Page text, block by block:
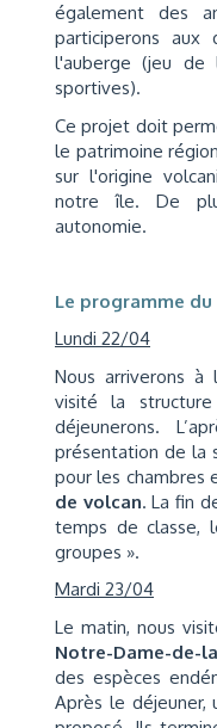
également des
participerons aux
l'auberge (jeu de
sportives).
Ce projet doit
le patrimoine
sur l'origine
notre île. De
autonomie.
Le programme
Lundi 22/04
Nous arriverons à
visité la
déjeunerons.
présentation de la
pour les chambres
de volcan. La fin
temps de classe,
groupes ».
Mardi 23/04
Le matin, nous
Notre-Dame-de-
des espèces
Après le déjeuner,